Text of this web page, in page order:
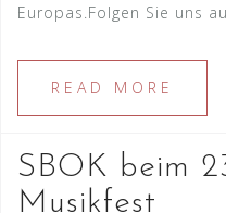
Europas.Folgen Sie uns
READ MORE
SBOK beim
Musikfest